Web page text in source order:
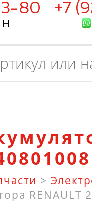
80 +7
>
RENAULT